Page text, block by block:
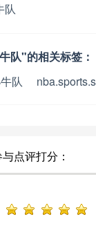
队
队"的相关标签：
队
点评打分：